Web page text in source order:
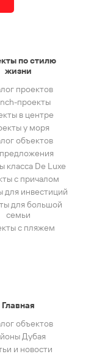
по стилю
жизни
проектов
проекты
в центре
у моря
объектов
класса De Luxe
с причалом
для инвестиций
для большой
семьи
с пляжем
Главная
объектов
Дубая
и новости